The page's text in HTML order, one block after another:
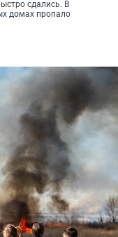
сдались. В
домах пропало